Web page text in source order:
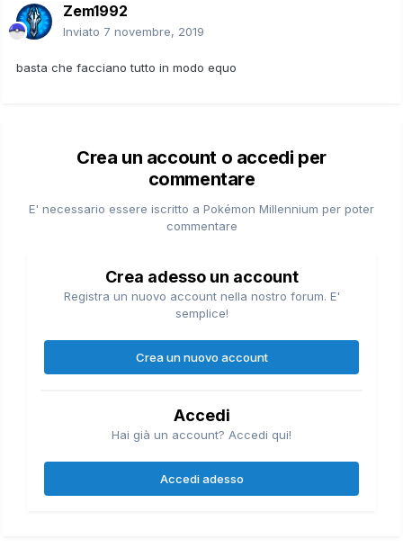
Zem1992
Inviato 7 novembre, 2019
basta che facciano tutto in modo equo
Crea un account o accedi per
commentare
E' necessario essere iscritto a Pokémon Millennium per poter
commentare
Crea adesso un account
Registra un nuovo account nella nostro forum. E'
semplice!
Crea un nuovo account
Accedi
Hai già un account? Accedi qui!
Accedi adesso